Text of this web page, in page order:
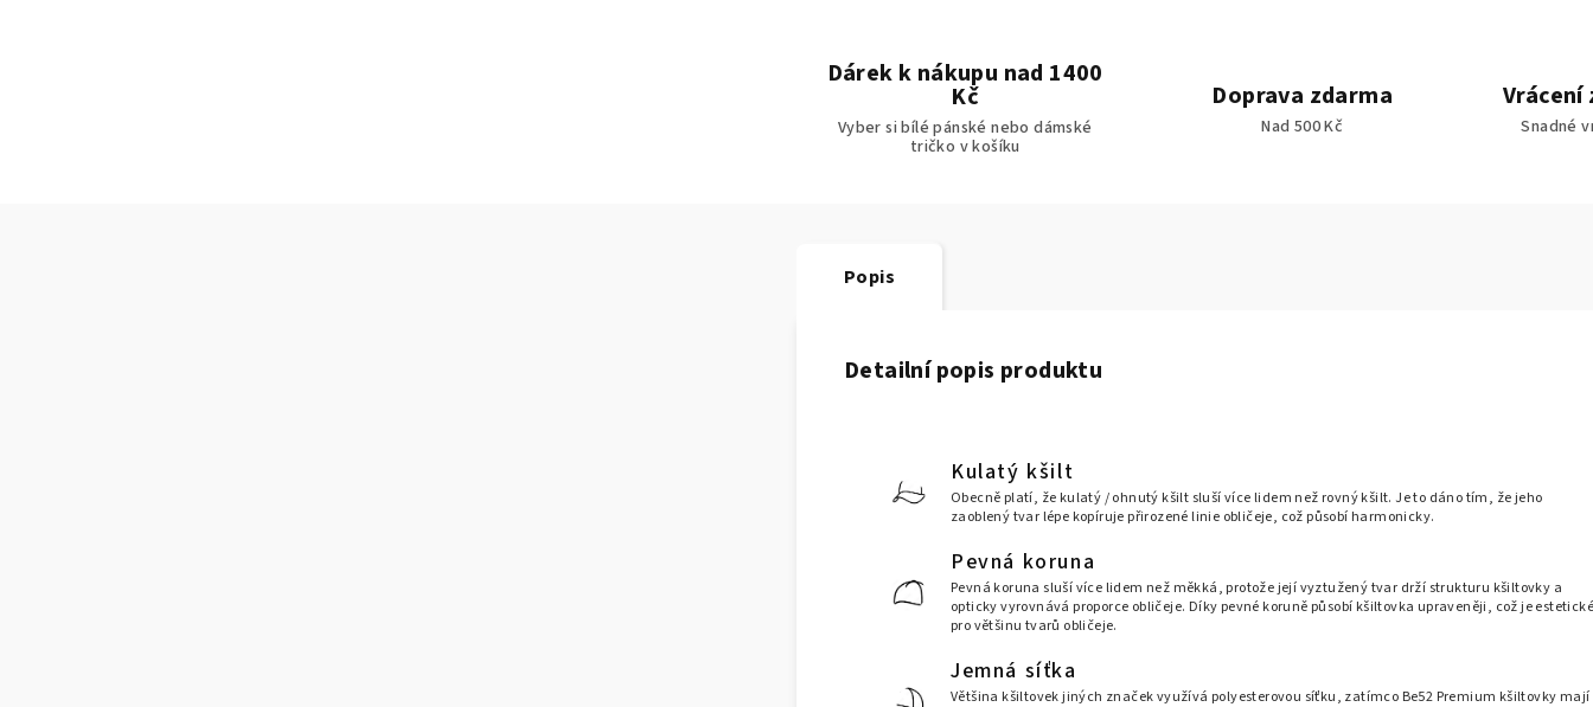
Dárek k nákupu nad 1400
Kč
Vyber si bílé pánské nebo dámské
tričko v košíku
Doprava zdarma
Nad 500 Kč
Vrácení
Snadné
Popis
Detailní popis produktu
Kulatý kšilt
Obecně platí, že kulatý / ohnutý kšilt sluší více lidem než rovný kšilt. Je to dáno tím, že jeho
zaoblený tvar lépe kopíruje přirozené linie obličeje, což působí harmonicky.
Pevná koruna
Pevná koruna sluší více lidem než měkká, protože její vyztužený tvar drží strukturu kšiltovky a
opticky vyrovnává proporce obličeje. Díky pevné koruně působí kšiltovka upraveněji, což je estetické
pro většinu tvarů obličeje.
Jemná síťka
Většina kšiltovek jiných značek využívá polyesterovou síťku, zatímco Be52 Premium kšiltovky mají